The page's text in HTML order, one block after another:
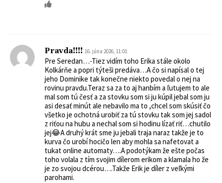
Pravda!!!! 16. júna 2026, 11:01
Pre Seredan…-Tiez vidím toho Erika stále okolo
Kolkárňe a popri týteši predáva…A čo si napísal o tej
jeho Dominike tak konečne niekto povedal o nej na
rovinu pravdu.Teraz sa za to aj hanbím a ľutujem to ale
mal som tú česť a za stovku som si ju kúpil jebal som ju
asi desať minút ale nebavilo ma to ,chcel som skúsiť čo
všetko je ochotná urobiť za tú stovku tak som jej sadol
z riťou na hubu a nechal som si hodinu lízať riť…chutilo
jej😂A druhý krát sme ju jebali traja naraz takže je to
kurva čo urobí hocičo len aby mohla sa nafetovat a
tukat online automaty….A podotýkam že ešte počas
toho volala z tím svojim dílerom erikom a klamala ho že
je zo svojou dcérou….Takže Erik je díler z veľkými
parohami.